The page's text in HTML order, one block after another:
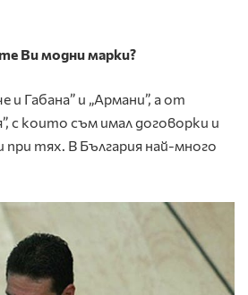
Ви модни марки?
и Габана” и „Армани”, а от
с които съм имал договорки и
тях. В България най-много